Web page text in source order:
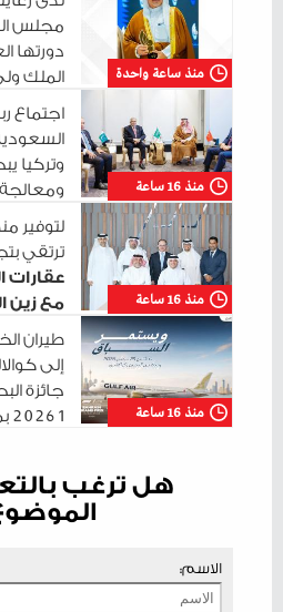
منذ ساعة واحدة
مجلس
دورتها
الملك
الوطنية المسؤولة قوةٌ وثباتٌ
منذ 16 ساعة
اجتماع
وتركيا
ومعالجة
الراهنة
منذ 16 ساعة
لتوفير
ترتقي
عقارات
مع زين
التحتية الرقمية
منذ 16 ساعة
طيران
إلى
جائزة
1 2026 بماليزيا
هل ترغب
الاسم: